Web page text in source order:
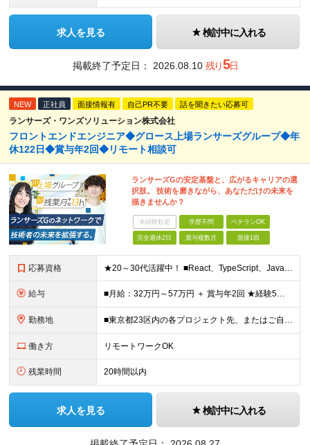
求人を見る 検討中に入れる
掲載終了予定日： 2026.08.10 残り5日
NEW 正社員 面接情報有 自己PR不要 話を聞きたい応募可
ランサーズ・ワンズソリューション株式会社
フロントエンドエンジニア◆グロース上場ランサーズグループ◆年
休122日◆賞与年2回◆リモート相談可
ランサーズGの安定基盤と、広がるキャリアの選
択肢。 技術を磨きながら、あなただけの未来を
描きませんか？
未経験歓迎 学歴不問 ベテランOK
完全週休2日 賞与複数月 面接1回
応募資格 ★20～30代活躍中！ ■React、TypeScript、JavaScriptのいずれかを用いた開発経験をお持ちの方（2年以上） ■Git/GitHub等を用いたチーム開発経験 ■学歴不問 ★何ら
給与 ■月給：32万円～57万円 ＋ 賞与年2回 ★経験5年以上・リーダーレベルの方であれば、 月給50万円以上でのスタートも想定しています！ ※予定年収：450万円～800万円 ※経験・スキルを最大
勤務地 ■東京都23区内の各プロジェクト先、またはご自宅でのハイブリッド勤務 【本社】 東京都港区西新橋1-18-6 クロスオフィス内幸町 13階 基本的に顧客常駐先での勤務となります。 ■一部完全在宅
働き方 リモートワークOK
残業時間 20時間以内
求人を見る 検討中に入れる